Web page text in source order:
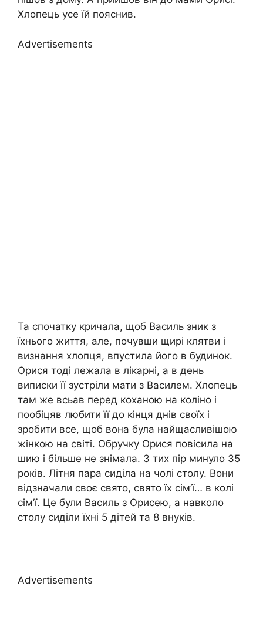
Хлопець усе їй пояснив.
Advertisements
Та спочатку кричала, щоб Василь зник з
їхнього життя, але, почувши щирі клятви і
визнання хлопця, впустила його в будинок.
Орися тоді лежала в лікарні, а в день
виписки її зустріли мати з Василем. Хлопець
там же всьав перед коханою на коліно і
пообіцяв любити її до кінця днів своїх і
зробити все, щоб вона була найщасливішою
жінкою на світі. Обручку Орися повісила на
шию і більше не знімала. З тих пір минуло 35
років. Літня пара сиділа на чолі столу. Вони
відзначали своє свято, свято їх сім’ї… в колі
сім’ї. Це були Василь з Орисею, а навколо
столу сиділи їхні 5 дітей та 8 внуків.
Advertisements